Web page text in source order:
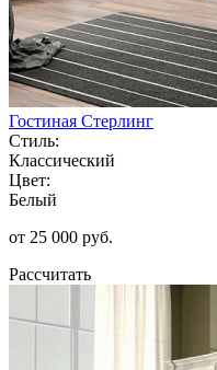
Гостиная Стерлинг
Стиль:
Классический
Цвет:
Белый
от 25 000 руб.
Рассчитать